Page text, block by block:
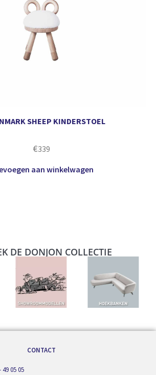
SHEEP KINDERSTOEL
€339
aan winkelwagen
DE DONJON COLLECTIE
CONTACT
05 05